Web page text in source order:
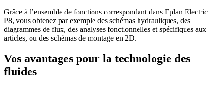
Grâce à l’ensemble de fonctions correspondant dans Eplan Electric
P8, vous obtenez par exemple des schémas hydrauliques, des
diagrammes de flux, des analyses fonctionnelles et spécifiques aux
articles, ou des schémas de montage en 2D.
Vos avantages pour la technologie des
fluides